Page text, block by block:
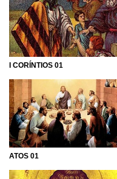
I CORÍNTIOS 01
ATOS 01